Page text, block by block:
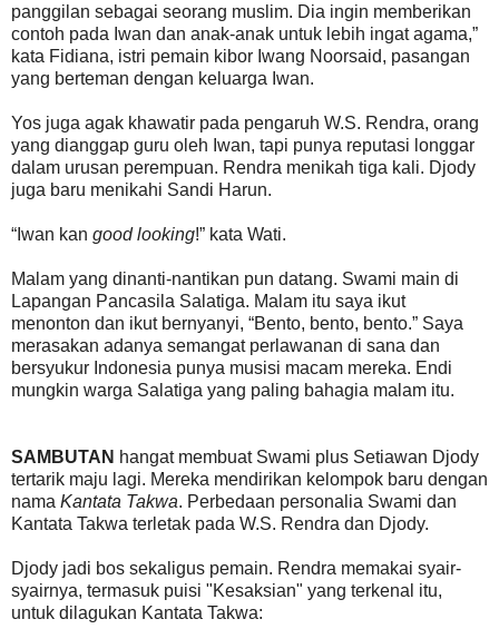
panggilan sebagai seorang muslim. Dia ingin memberikan
contoh pada Iwan dan anak-anak untuk lebih ingat agama,”
kata Fidiana, istri pemain kibor Iwang Noorsaid, pasangan
yang berteman dengan keluarga Iwan.
Yos juga agak khawatir pada pengaruh W.S. Rendra, orang
yang dianggap guru oleh Iwan, tapi punya reputasi longgar
dalam urusan perempuan. Rendra menikah tiga kali. Djody
juga baru menikahi Sandi Harun.
“Iwan kan good looking!” kata Wati.
Malam yang dinanti-nantikan pun datang. Swami main di
Lapangan Pancasila Salatiga. Malam itu saya ikut
menonton dan ikut bernyanyi, “Bento, bento, bento.” Saya
merasakan adanya semangat perlawanan di sana dan
bersyukur Indonesia punya musisi macam mereka. Endi
mungkin warga Salatiga yang paling bahagia malam itu.
SAMBUTAN hangat membuat Swami plus Setiawan Djody
tertarik maju lagi. Mereka mendirikan kelompok baru dengan
nama Kantata Takwa. Perbedaan personalia Swami dan
Kantata Takwa terletak pada W.S. Rendra dan Djody.
Djody jadi bos sekaligus pemain. Rendra memakai syair-
syairnya, termasuk puisi "Kesaksian" yang terkenal itu,
untuk dilagukan Kantata Takwa: